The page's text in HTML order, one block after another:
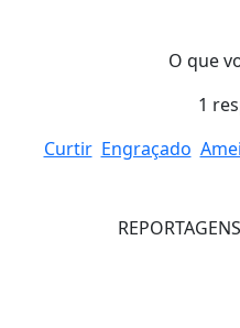
O que
1
Curtir Engraçado Amei